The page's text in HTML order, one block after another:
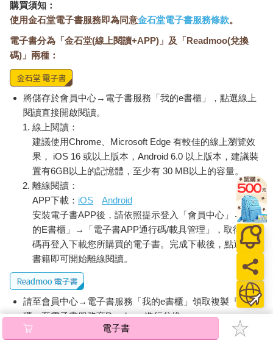
能出錯之處，不過只要藉由小小的技巧，就能迅速修正調整。
用呼吸為自己打氣
「如果你不幫自己，誰會幫你？」我清楚記得當高中合唱團老師
說這句話時，我有多想翻白眼，老師警告我們要吸進足夠的空
氣，才能順利唱完樂曲。聽起來很俗氣，用呼吸為自己加油，用
士氣為自己打氣，酔嗎？不過現在，我正式收回那個白眼。
______________________________________
允許自己呼吸的程度，
與我們允許自己「相信我是值得的」之間，
存在著不同凡響的身心連結。
______________________________________
我們允許自己呼吸的程度，與我們允許自己「相信我是值得的」
之間，存在著不同凡響的身心連結，我的意思是值得擁有任何東
西：更高的薪水、注意力、同情心、權力，正反兩面皆然。我們
越能完整呼吸，就越有力量；我們感覺越有力量，就越能完整呼
吸。如果我們能用呼吸和信念為自己打氣，我們就能改變世界。
有趣的是，在你和我呱呱墜地那一刻，我們完全清楚自己必須知
道的，關於呼吸的一切，呼吸是嬰兒離開子宮後，第一件為自己
做的有用的事。如果我們做得夠好，呼吸此刻仍是我們每天為自
己所做的事之中最有用的。關於做得好，我的意思是像嬰兒一樣
輕鬆自在地呼吸，在我們被世界規定應該怎麼做之前──說話音量
應該多大，應該多輕柔，應該有多少存在感，應該隱藏多少力
在開口說話前好好呼吸，是我們每個人顯示為自己站起來(反之則
購買須知：
使用金石堂電子書服務即為同意金石堂電子書服務條款。
電子書分為「金石堂(線上閱讀+APP)」及「Readmoo(兌換
碼)」兩種：
將儲存於會員中心→電子書服務「我的e書櫃」，點選線上
閱讀直接開啟閱讀。
線上閱讀：
建議使用Chrome、Microsoft Edge 有較佳的線上瀏覽效
果， iOS 16 或以上版本，Android 6.0 以上版本，建議裝
置有6GB以上的記憶體，至少有 30 MB以上的容量。
離線閱讀：
APP下載： iOS
Android
安裝電子書APP後，請依照提示登入「會員中心」→「我
的E書櫃」→「電子書APP通行碼/載具管理」，取得通行
碼再登入下載您所購買的電子書。完成下載後，點選任一
書籍即可開始離線閱讀。
請至會員中心→電子書服務「我的e書櫃」領取複製『兌換
碼』至電子書服務商Readmoo進行兌換。
退換貨須知：
電子書